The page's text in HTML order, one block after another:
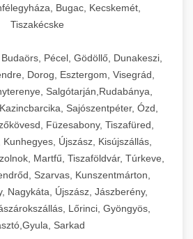
műveletekhez. Gyors tisztítási
képességekkel.
Sajtreszelő Gép +
Különböző reszelési
alkalmazásokhoz.
sajtreszelő
Nagykonyhai
+
berendezések és
vendéglátóipari kellékek.
éttermi és catering
műveletekhez.
konyhai megoldások
Bugac, Kecskemét,
Tiszakécske
Pécel, Gödöllő, Dunakeszi,
Dorog, Esztergom, Visegrád,
Salgótarján,Rudabánya,
Sajószentpéter, Ózd,
Füzesabony, Tiszafüred,
Újszász, Kisújszállás,
Martfű, Tiszaföldvár, Túrkeve,
Szarvas, Kunszentmárton,
Nagykáta, Újszász, Jászberény,
Lőrinci, Gyöngyös,
Sarkad